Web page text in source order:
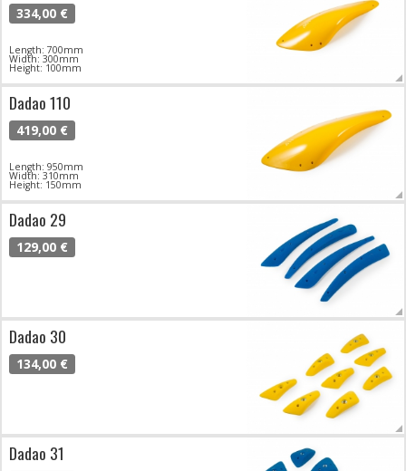
334,00 €
Length: 700mm
Width: 300mm
Height: 100mm
Dadao 110
419,00 €
Length: 950mm
Width: 310mm
Height: 150mm
Dadao 29
129,00 €
Dadao 30
134,00 €
Dadao 31